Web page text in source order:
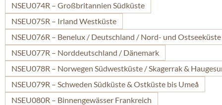
NSEU074R – Großbritannien Südküste
NSEU075R – Irland Westküste
NSEU076R – Benelux / Deutschland / Nord- und Ostseeküste
NSEU077R – Norddeutschland / Dänemark
NSEU078R – Norwegen Südwestküste / Skagerrak &
NSEU079R – Schweden Südküste & Ostküste bis Umeå
NSEU080R – Binnengewässer Frankreich